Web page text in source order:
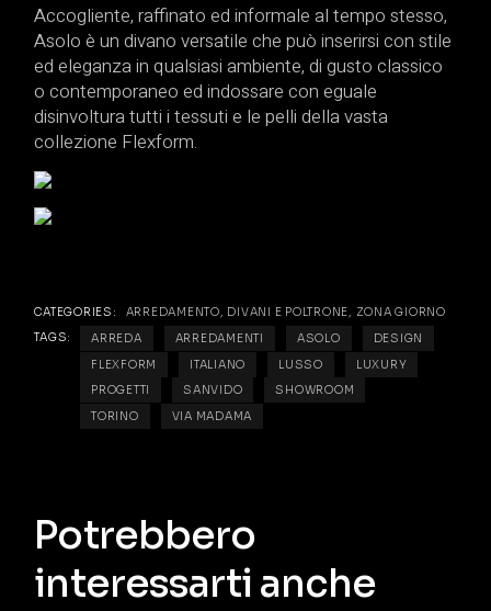
Accogliente, raffinato ed informale al tempo stesso,
Asolo è un divano versatile che può inserirsi con stile
ed eleganza in qualsiasi ambiente, di gusto classico
o contemporaneo ed indossare con eguale
disinvoltura tutti i tessuti e le pelli della vasta
collezione Flexform.
CATEGORIES: ARREDAMENTO, DIVANI E POLTRONE, ZONA GIORNO
TAGS:
ARREDA ARREDAMENTI ASOLO
DESIGN
FLEXFORM
ITALIANO LUSSO
LUXURY
PROGETTI
SANVIDO
SHOWROOM
TORINO
VIA MADAMA
Potrebbero
interessarti anche